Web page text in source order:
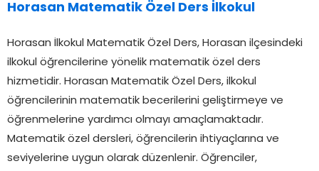
Horasan Matematik Özel Ders İlkokul
Horasan İlkokul Matematik Özel Ders, Horasan ilçesindeki
ilkokul öğrencilerine yönelik matematik özel ders
hizmetidir. Horasan Matematik Özel Ders, ilkokul
öğrencilerinin matematik becerilerini geliştirmeye ve
öğrenmelerine yardımcı olmayı amaçlamaktadır.
Matematik özel dersleri, öğrencilerin ihtiyaçlarına ve
seviyelerine uygun olarak düzenlenir. Öğrenciler,